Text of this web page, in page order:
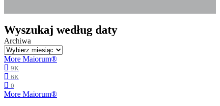
Wyszukaj według daty
Archiwa
More Maiorum®
9K
6K
0
More Maiorum®